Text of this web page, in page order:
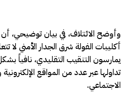
وأوضح الائتلاف، في بيان توضيحي،
أكليبات الفولة شرق الجدار الأمني لا
يمارسون التنقيب التقليدي، نافياً
تداولها عبر عدد من المواقع
الاجتماعي.